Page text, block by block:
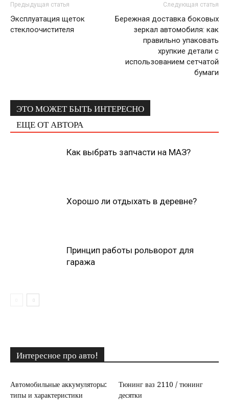
Предыдущая статья
Эксплуатация щеток
стеклоочистителя
Следующая статья
Бережная доставка боковых
зеркал автомобиля: как
правильно упаковать
хрупкие детали с
использованием сетчатой
бумаги
ЭТО МОЖЕТ БЫТЬ ИНТЕРЕСНО
ЕЩЕ ОТ АВТОРА
Как выбрать запчасти на МАЗ?
Хорошо ли отдыхать в деревне?
Принцип работы рольворот для
гаража
Интересное про авто!
Автомобильные аккумуляторы:
типы и характеристики
Тюнинг ваз 2110 / тюнинг
десятки